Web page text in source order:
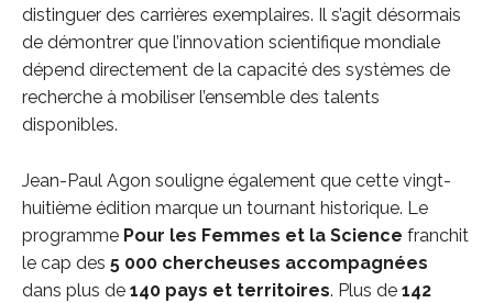
distinguer des carrières exemplaires. Il s’agit désormais
de démontrer que l’innovation scientifique mondiale
dépend directement de la capacité des systèmes de
recherche à mobiliser l’ensemble des talents
disponibles.
Jean-Paul Agon souligne également que cette vingt-
huitième édition marque un tournant historique. Le
programme Pour les Femmes et la Science franchit
le cap des 5 000 chercheuses accompagnées
dans plus de 140 pays et territoires. Plus de 142